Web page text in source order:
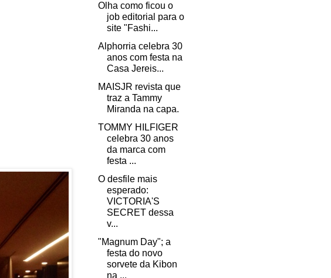
Olha como ficou o
job editorial para o
site "Fashi...
Alphorria celebra 30
anos com festa na
Casa Jereis...
MAISJR revista que
traz a Tammy
Miranda na capa.
TOMMY HILFIGER
celebra 30 anos
da marca com
festa ...
O desfile mais
esperado:
VICTORIA'S
SECRET dessa
v...
"Magnum Day"; a
festa do novo
sorvete da Kibon
na ...